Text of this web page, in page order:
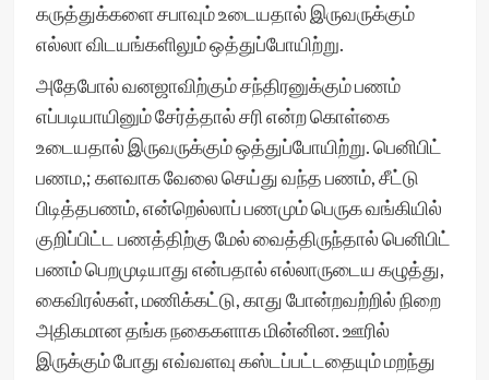
கருத்துக்களை சபாவும் உடையதால் இருவருக்கும்
எல்லா விடயங்களிலும் ஒத்துப்போயிற்று.
அதேபோல் வனஜாவிற்கும் சந்திரனுக்கும் பணம்
எப்படியாயினும் சேர்த்தால் சரி என்ற கொள்கை
உடையதால் இருவருக்கும் ஒத்துப்போயிற்று. பெனிபிட்
பணம,; களவாக வேலை செய்து வந்த பணம், சீட்டு
பிடித்தபணம், என்றெல்லாப் பணமும் பெருக வங்கியில்
குறிப்பிட்ட பணத்திற்கு மேல் வைத்திருந்தால் பெனிபிட்
பணம் பெறமுடியாது என்பதால் எல்லாருடைய கழுத்து,
கைவிரல்கள், மணிக்கட்டு, காது போன்றவற்றில் நிறை
அதிகமான தங்க நகைகளாக மின்னின. ஊரில்
இருக்கும் போது எவ்வளவு கஸ்டப்பட்டதையும் மறந்து